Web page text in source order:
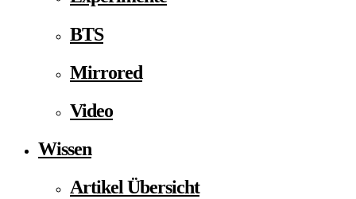
BTS
Mirrored
Video
Wissen
Artikel Übersicht